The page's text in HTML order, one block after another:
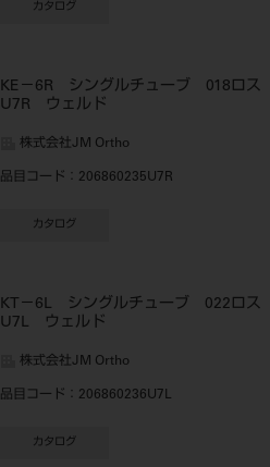
カタログ
KE－6R シングルチューブ 018ロス
U7R ウェルド
株式会社JM Ortho
品目コード ：206860235U7R
カタログ
KT－6L シングルチューブ 022ロス
U7L ウェルド
株式会社JM Ortho
品目コード ：206860236U7L
カタログ